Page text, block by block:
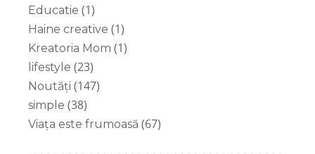
Educatie (1)
Haine creative (1)
Kreatoria Mom (1)
lifestyle (23)
Noutăți (147)
simple (38)
Viața este frumoasă (67)